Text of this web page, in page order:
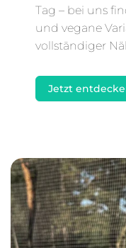
Tag – bei uns
und vegane
vollständiger
Jetzt